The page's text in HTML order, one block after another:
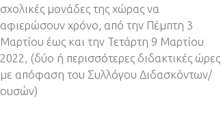
σχολικές μονάδες της χώρας να
αφιερώσουν χρόνο, από την Πέμπτη 3
Μαρτίου έως και την Τετάρτη 9 Μαρτίου
2022, (δύο ή περισσότερες διδακτικές ώρες
με απόφαση του Συλλόγου Διδασκόντων/
ουσών)